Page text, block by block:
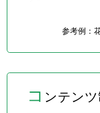
参考例：
コ ンテン